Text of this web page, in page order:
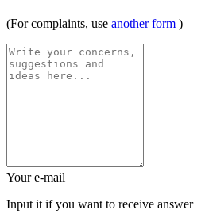
(For complaints, use another form )
Your e-mail
Input it if you want to receive answer